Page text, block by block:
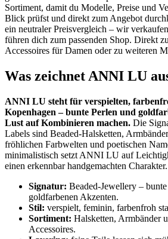
Sortiment, damit du Modelle, Preise und
Blick prüfst und direkt zum Angebot
ein neutraler Preisvergleich – wir
führen dich zum passenden Shop. Direkt
Accessoires für Damen oder zu weiteren
Was zeichnet ANNI LU
ANNI LU steht für verspielten,
Kopenhagen – bunte Perlen und
Lust auf Kombinieren machen. Die
Labels sind Beaded-Halsketten,
fröhlichen Farbwelten und poetischen
minimalistisch setzt ANNI LU auf
einen erkennbar handgemachten Charakter.
Signatur: Beaded-Jewellery –
goldfarbenen Akzenten.
Stil: verspielt, feminin, farbenfroh
Sortiment: Halsketten, Armbänder
Accessoires.